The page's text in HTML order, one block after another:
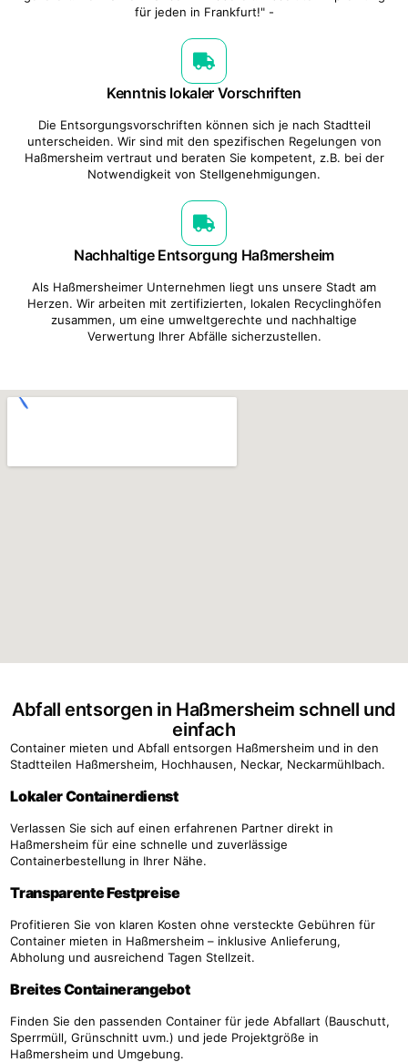
für jeden in Frankfurt!" -
Kenntnis lokaler Vorschriften
Die Entsorgungsvorschriften können sich je nach Stadtteil
unterscheiden. Wir sind mit den spezifischen Regelungen von
Haßmersheim vertraut und beraten Sie kompetent, z.B. bei der
Notwendigkeit von Stellgenehmigungen.
Nachhaltige Entsorgung Haßmersheim
Als Haßmersheimer Unternehmen liegt uns unsere Stadt am
Herzen. Wir arbeiten mit zertifizierten, lokalen Recyclinghöfen
zusammen, um eine umweltgerechte und nachhaltige
Verwertung Ihrer Abfälle sicherzustellen.
Abfall entsorgen in Haßmersheim schnell und
einfach
Container mieten und Abfall entsorgen Haßmersheim und in den
Stadtteilen Haßmersheim, Hochhausen, Neckar, Neckarmühlbach.
Lokaler Containerdienst
Verlassen Sie sich auf einen erfahrenen Partner direkt in
Haßmersheim für eine schnelle und zuverlässige
Containerbestellung in Ihrer Nähe.
Transparente Festpreise
Profitieren Sie von klaren Kosten ohne versteckte Gebühren für
Container mieten in Haßmersheim – inklusive Anlieferung,
Abholung und ausreichend Tagen Stellzeit.
Breites Containerangebot
Finden Sie den passenden Container für jede Abfallart (Bauschutt,
Sperrmüll, Grünschnitt uvm.) und jede Projektgröße in
Haßmersheim und Umgebung.